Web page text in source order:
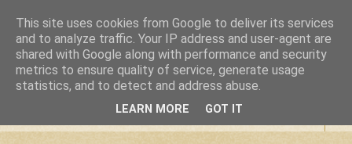
La forêt de Briqueloup
"Nous deviendrons des histoires pour nos enfants"
This site uses cookies from Google to deliver its services
and to analyze traffic. Your IP address and user-agent are
shared with Google along with performance and security
metrics to ensure quality of service, generate usage
statistics, and to detect and address abuse.
LEARN MORE GOT IT